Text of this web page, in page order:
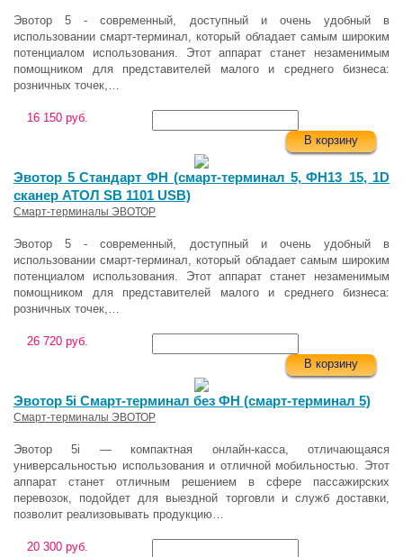
Эвотор 5 - современный, доступный и очень удобный в
использовании смарт-терминал, который обладает самым широким
потенциалом использования. Этот аппарат станет незаменимым
помощником для представителей малого и среднего бизнеса:
розничных точек,…
16 150 руб.
В корзину
Эвотор 5 Стандарт ФН (смарт-терминал 5, ФН13_15, 1D
сканер АТОЛ SB 1101 USB)
Смарт-терминалы ЭВОТОР
Эвотор 5 - современный, доступный и очень удобный в
использовании смарт-терминал, который обладает самым широким
потенциалом использования. Этот аппарат станет незаменимым
помощником для представителей малого и среднего бизнеса:
розничных точек,…
26 720 руб.
В корзину
Эвотор 5i Смарт-терминал без ФН (смарт-терминал 5)
Смарт-терминалы ЭВОТОР
Эвотор 5i — компактная онлайн-касса, отличающаяся
универсальностью использования и отличной мобильностью. Этот
аппарат станет отличным решением в сфере пассажирских
перевозок, подойдет для выездной торговли и служб доставки,
позволит реализовывать продукцию…
20 300 руб.